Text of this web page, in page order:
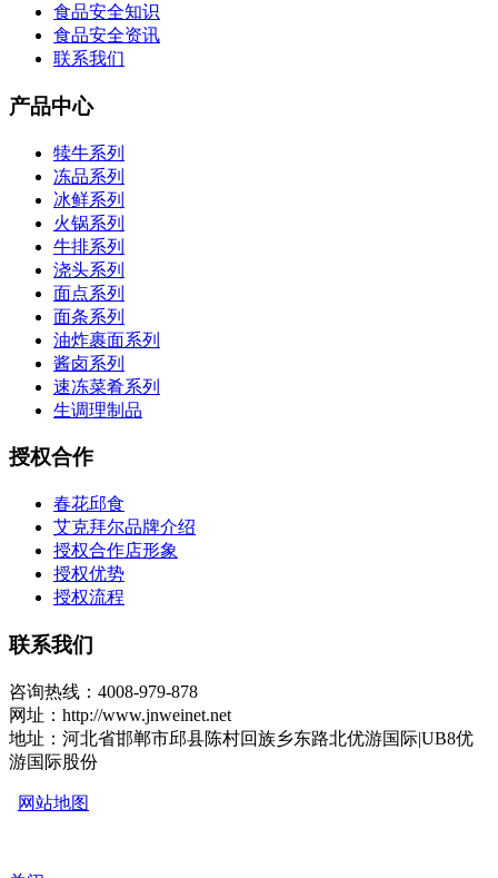
食品安全知识
食品安全资讯
联系我们
产品中心
犊牛系列
冻品系列
冰鲜系列
火锅系列
牛排系列
浇头系列
面点系列
面条系列
油炸裹面系列
酱卤系列
速冻菜肴系列
生调理制品
授权合作
春花邱食
艾克拜尔品牌介绍
授权合作店形象
授权优势
授权流程
联系我们
咨询热线：4008-979-878
网址：http://www.jnweinet.net
地址：河北省邯郸市邱县陈村回族乡东路北优游国际|UB8优
游国际股份
网站地图